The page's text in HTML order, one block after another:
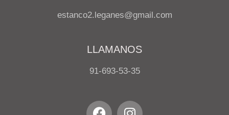
estanco2.leganes@gmail.com
LLAMANOS
91-693-53-35